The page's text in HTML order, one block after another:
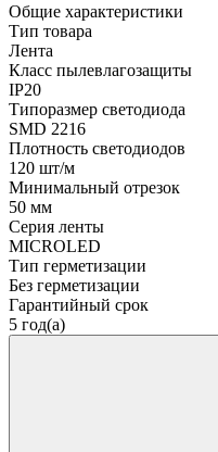
Общие характеристики
Тип товара
Лента
Класс пылевлагозащиты
IP20
Типоразмер светодиода
SMD 2216
Плотность светодиодов
120 шт/м
Минимальный отрезок
50 мм
Серия ленты
MICROLED
Тип герметизации
Без герметизации
Гарантийный срок
5 год(а)